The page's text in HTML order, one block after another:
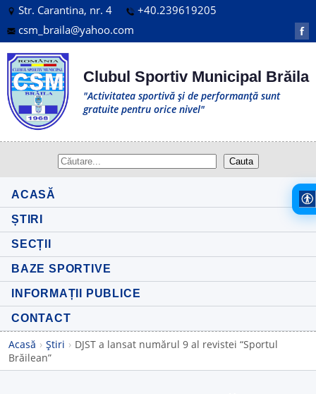
Str. Carantina, nr. 4
+40.239619205
csm_braila@yahoo.com
f
Clubul Sportiv Municipal Brăila
"Activitatea sportivă și de performanță sunt
gratuite pentru orice nivel"
ACASĂ
ȘTIRI
SECȚII
BAZE SPORTIVE
INFORMAȚII PUBLICE
CONTACT
Acasă › Știri › DJST a lansat numărul 9 al revistei “Sportul
Brăilean”